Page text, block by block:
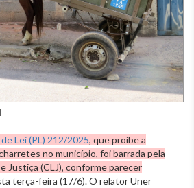
Lei (PL) 212/2025, que proíbe a
no município, foi barrada pela
Justiça (CLJ), conforme parecer
terça-feira (17/6). O relator Uner